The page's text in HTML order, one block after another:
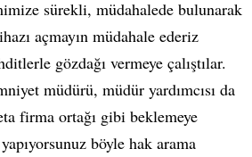
sürekli, müdahalede bulunarak
açmayın müdahale ederiz
gözdağı vermeye çalıştılar.
müdürü, müdür yardımcısı da
firma ortağı gibi beklemeye
böyle hak arama